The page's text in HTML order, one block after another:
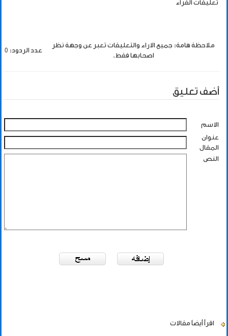
تعليقات القراء
ملاحظة هامة: جميع الاراء والتعليقات تعبر عن وجهة نظر
اصحابها فقط.
عدد الردود: 0
أضف تعليق
الاسم
عنوان
المقال
النص
اقرأ أيضاً مقالات